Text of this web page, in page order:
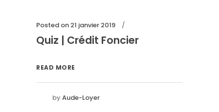
Posted on 21 janvier 2019
Quiz | Crédit Foncier
READ MORE
byAude-Loyer